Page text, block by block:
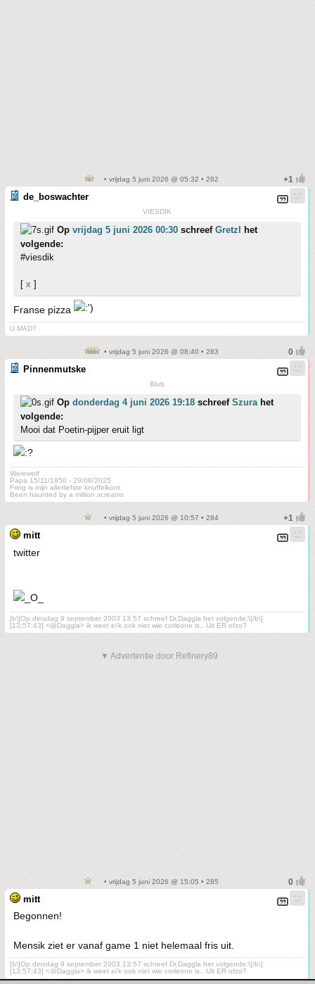
• vrijdag 5 juni 2026 @ 05:32 • 282
de_boswachter
VIESDIK
Op vrijdag 5 juni 2026 00:30 schreef Gretzl
het
volgende:
#viesdik
[ x ]
Franse pizza
U MAD?
• vrijdag 5 juni 2026 @ 08:40 • 283
Pinnenmutske
Blub
Op donderdag 4 juni 2026 19:18 schreef Szura het
volgende:
Mooi dat Poetin-pijper eruit ligt
Werewolf
Papa 15/11/1950 - 29/08/2025
Fring is mijn allerliefste knuffelkont
Been haunted by a million screams
• vrijdag 5 juni 2026 @ 10:57 • 284
mitt
twitter
[b\]Op dinsdag 9 september 2003 13:57 schreef Dr.Daggla het volgende:\[/b\]
[13:57:43] <@Daggla> ik weet ei'k ook niet wie corleone is.. Uit ER ofzo?
▼ Advertentie door Refinery89
• vrijdag 5 juni 2026 @ 15:05 • 285
mitt
Begonnen!
Mensik ziet er vanaf game 1 niet helemaal fris uit.
[b\]Op dinsdag 9 september 2003 13:57 schreef Dr.Daggla het volgende:\[/b\]
[13:57:43] <@Daggla> ik weet ei'k ook niet wie corleone is.. Uit ER ofzo?